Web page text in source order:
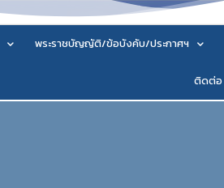
พระราชบัญญัติ/ข้อบังคับ/ประกาศฯ
ติดต่อ